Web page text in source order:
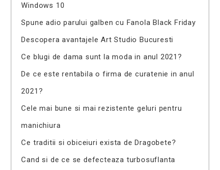
Windows 10
Spune adio parului galben cu Fanola Black Friday
Descopera avantajele Art Studio Bucuresti
Ce blugi de dama sunt la moda in anul 2021?
De ce este rentabila o firma de curatenie in anul
2021?
Cele mai bune si mai rezistente geluri pentru
manichiura
Ce traditii si obiceiuri exista de Dragobete?
Cand si de ce se defecteaza turbosuflanta